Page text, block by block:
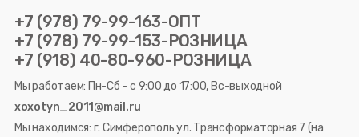
+7 (978) 79-99-163-ОПТ
+7 (978) 79-99-153-РОЗНИЦА
+7 (918) 40-80-960-РОЗНИЦА
Мы работаем: Пн-Сб - с 9:00 до 17:00, Вс-выходной
xoxotyn_2011@mail.ru
Мы находимся: г. Симферополь ул. Трансформаторная 7 (на